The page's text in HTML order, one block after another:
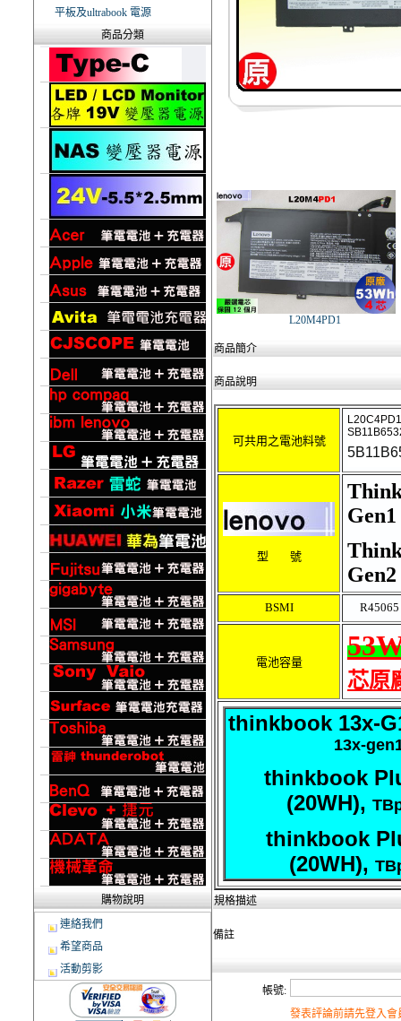
平板及ultrabook 電源
商品分類
購物說明
連絡我們
希望商品
活動剪影
L20M4PD1
商品簡介
商品說明
可共用之電池料號
型 號
Gen1
Gen2
BSMI R45065
電池容量
53
芯原
thinkbook 13x-
13x-
thinkbook
(20WH),
thinkbook
(20WH),
規格描述
備註
帳號:
發表評論前請先登入